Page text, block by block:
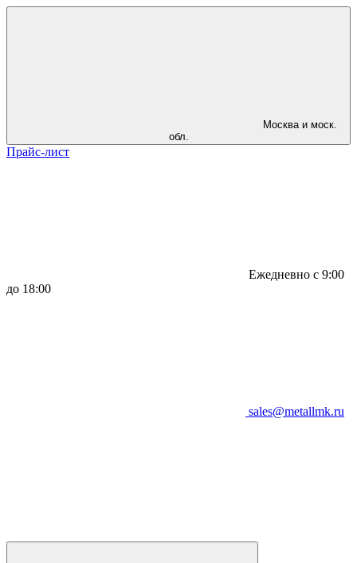
Москва и моск.
обл.
Прайс-лист
Ежедневно с 9:00
до 18:00
sales@metallmk.ru